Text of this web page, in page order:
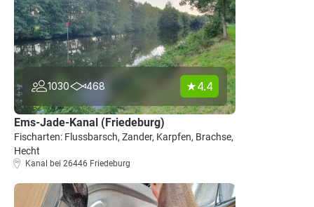
1030 468 4.4
Ems-Jade-Kanal (Friedeburg)
Fischarten: Flussbarsch, Zander, Karpfen, Brachse,
Hecht
Kanal bei 26446 Friedeburg